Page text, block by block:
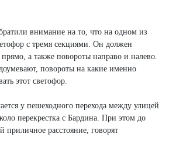
внимание на то, что на одном из
с тремя секциями. Он должен
а также повороты направо и налево.
повороты на какие именно
этот светофор.
у пешеходного перехода между улицей
перекрестка с Бардина. При этом до
приличное расстояние, говорят